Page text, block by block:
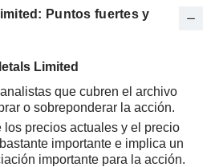
Puntos fuertes y
Limited
que cubren el archivo
o sobreponderar la acción.
los precios actuales y el precio
importante e implica un
importante para la acción.